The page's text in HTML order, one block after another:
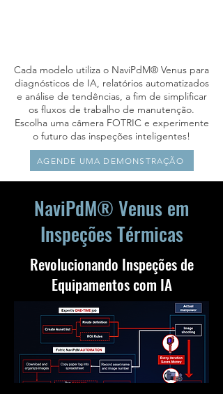
Cada modelo utiliza o NaviPdM® Venus para
diagnósticos de IA, relatórios automatizados
e análise de tendências, a fim de simplificar
os fluxos de trabalho de manutenção.
Escolha uma câmera FOTRIC e experimente
o futuro das inspeções inteligentes!
AGENDE UMA DEMONSTRAÇÃO
NaviPdM® Venus em
Inspeções Térmicas
Revolucionando Inspeções de
Equipamentos com IA